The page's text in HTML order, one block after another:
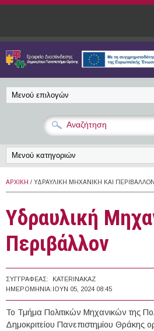
Παράκαμψη προς το κυρίως
ΑΡΧΙΚΉ / ΥΔΡΑΥΛΙΚΉ ΜΗΧΑΝΙΚΉ ΚΑΙ ΠΕΡΙΒΆΛΛΟΝ
Υδραυλική
Περιβάλλον
ΣΥΓΓΡΑΦΈΑΣ:
KATERINAKAZ
ΗΜΕΡΟΜΗΝΊΑ: ΙΟΥΝ 05, 2024 08:45
Το Τμήμα Πολιτικών Μηχανικών της
Δημοκριτείου Πανεπιστημίου Θράκης